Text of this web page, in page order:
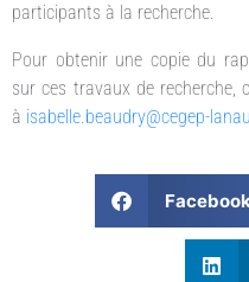
participants à la recherche.
Pour obtenir une copie du
sur ces travaux de recherche,
à isabelle.beaudry@cegep-
Facebook